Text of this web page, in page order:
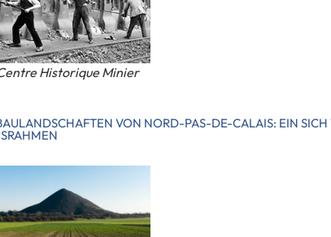
Historique Minier
VON NORD-PAS-DE-CALAIS: EIN